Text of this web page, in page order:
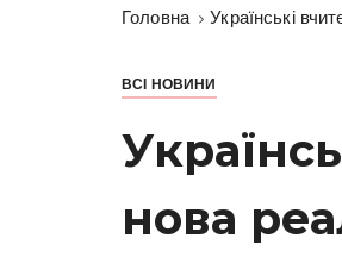
Головна Українські
ВСІ НОВИНИ
нова